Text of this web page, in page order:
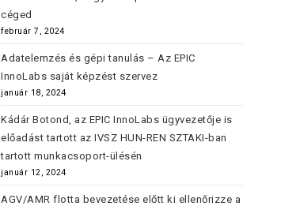
céged
február 7, 2024
Adatelemzés és gépi tanulás – Az EPIC
InnoLabs saját képzést szervez
január 18, 2024
Kádár Botond, az EPIC InnoLabs ügyvezetője is
előadást tartott az IVSZ HUN-REN SZTAKI-ban
tartott munkacsoport-ülésén
január 12, 2024
AGV/AMR flotta bevezetése előtt ki ellenőrizze a